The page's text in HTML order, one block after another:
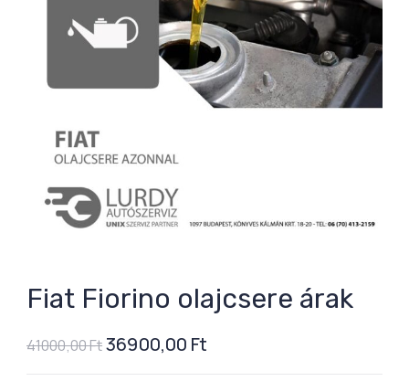
Fiat Fiorino olajcsere árak
41000,00Ft36900,00 Ft